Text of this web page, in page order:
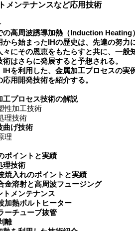
ンテナンスなど応用技術
の高周波誘導加熱（Induction
から始まったIHの歴史は、先達の努力
々にその恩恵をもたらすと共に、一般
はさらに発展すると予想される。
IHを利用した、金属加工プロセスの実
用開発技術を紹介する。
工プロセス技術の解説
加工技術
技術
曲げ技術
理
ポイントと実績
理技術
焼入れのポイントと実績
金溶射と高周波フュージング
トメンテナンス
加熱ボルトヒーター
ーチューブ抜管
離